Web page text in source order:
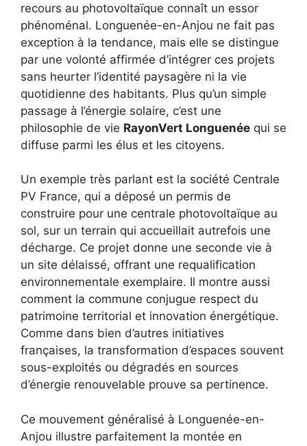
recours au photovoltaïque connaît un essor
phénoménal. Longuenée-en-Anjou ne fait pas
exception à la tendance, mais elle se distingue
par une volonté affirmée d’intégrer ces projets
sans heurter l’identité paysagère ni la vie
quotidienne des habitants. Plus qu’un simple
passage à l’énergie solaire, c’est une
philosophie de vie RayonVert Longuenée qui se
diffuse parmi les élus et les citoyens.
Un exemple très parlant est la société Centrale
PV France, qui a déposé un permis de
construire pour une centrale photovoltaïque au
sol, sur un terrain qui accueillait autrefois une
décharge. Ce projet donne une seconde vie à
un site délaissé, offrant une requalification
environnementale exemplaire. Il montre aussi
comment la commune conjugue respect du
patrimoine territorial et innovation énergétique.
Comme dans bien d’autres initiatives
françaises, la transformation d’espaces souvent
sous-exploités ou dégradés en sources
d’énergie renouvelable prouve sa pertinence.
Ce mouvement généralisé à Longuenée-en-
Anjou illustre parfaitement la montée en